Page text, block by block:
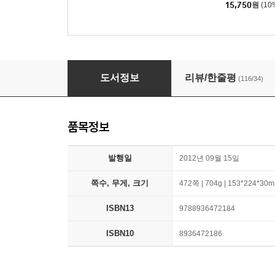
15,750원
나의 문화유산답사기 7
도서정보 리뷰/한줄평 (116/34)
품목정보
발행일 2012년 09월 15일
쪽수, 무게, 크기 472쪽 | 704g |
ISBN13 9788936472184
ISBN10 8936472186